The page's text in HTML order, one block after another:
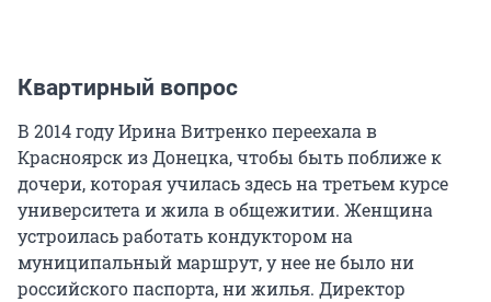
Квартирный вопрос
В 2014 году Ирина Витренко переехала в
Красноярск из Донецка, чтобы быть поближе к
дочери, которая училась здесь на третьем курсе
университета и жила в общежитии. Женщина
устроилась работать кондуктором на
муниципальный маршрут, у нее не было ни
российского паспорта, ни жилья. Директор